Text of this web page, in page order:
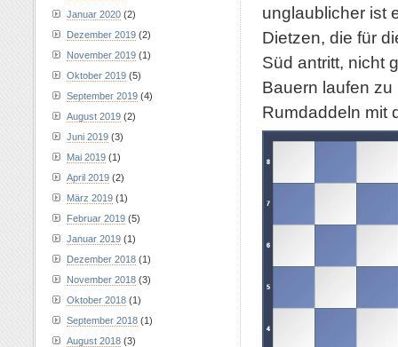
unglaublicher ist
Dietzen, die für
Süd antritt, nicht
Bauern laufen
Rumdaddeln mit
Januar 2020 (2)
Dezember 2019 (2)
November 2019 (1)
Oktober 2019 (5)
September 2019 (4)
August 2019 (2)
Juni 2019 (3)
Mai 2019 (1)
April 2019 (2)
März 2019 (1)
Februar 2019 (5)
Januar 2019 (1)
Dezember 2018 (1)
November 2018 (3)
Oktober 2018 (1)
September 2018 (1)
August 2018 (3)